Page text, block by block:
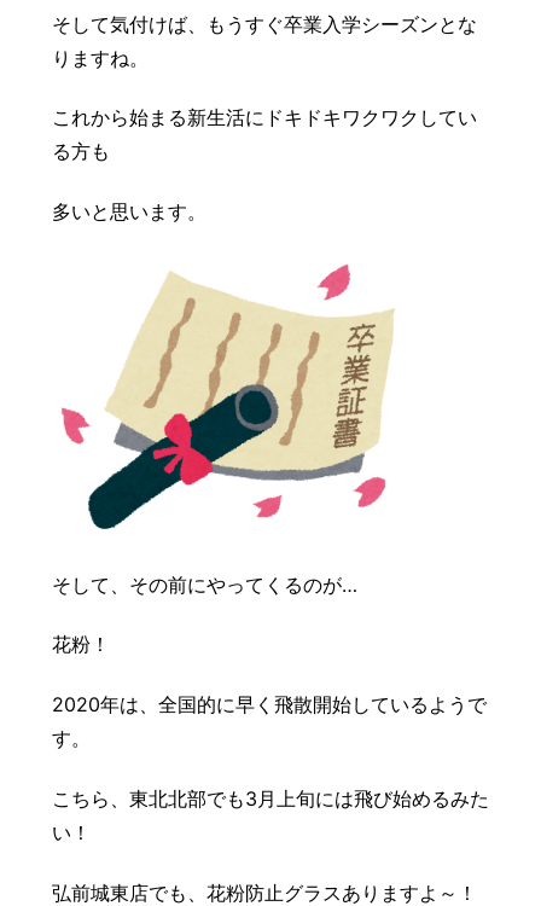
お知らせ 会社概要
そして気付けば、もうすぐ卒業入学シーズンとな
りますね。
これから始まる新生活にドキドキワクワクしてい
る方も
多いと思います。
そして、その前にやってくるのが…
花粉！
2020年は、全国的に早く飛散開始しているようで
す。
こちら、東北北部でも3月上旬には飛び始めるみた
い！
弘前城東店でも、花粉防止グラスありますよ～！